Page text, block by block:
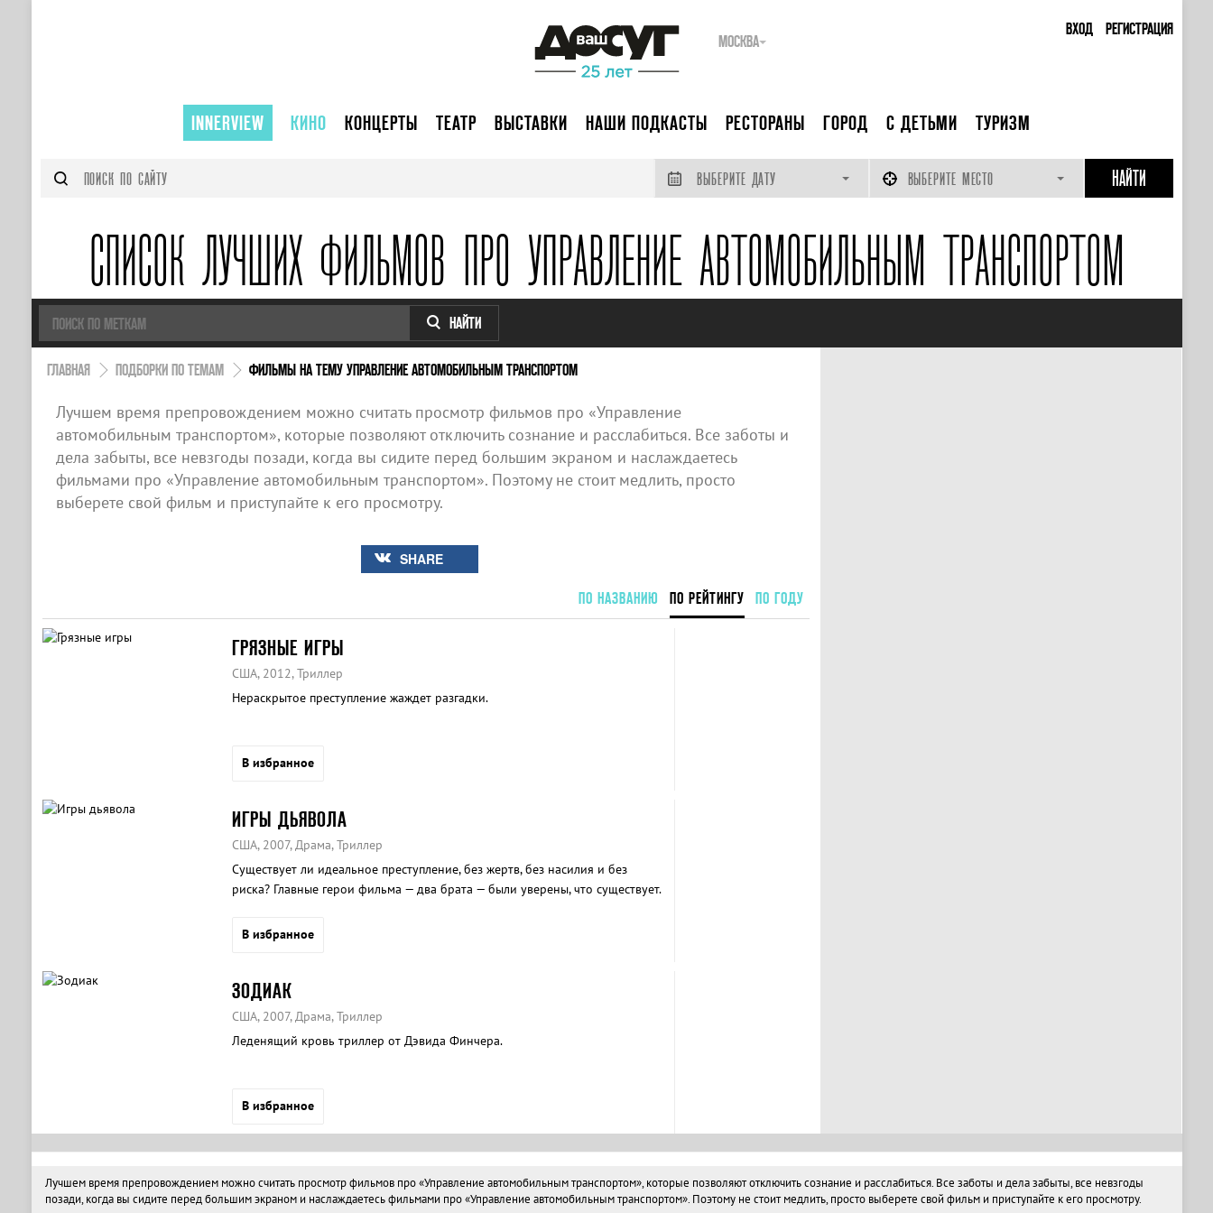
ВХОД РЕГИСТРАЦИЯ
МОСКВА
INNERVIEW КИНО КОНЦЕРТЫ ТЕАТР ВЫСТАВКИ НАШИ ПОДКАСТЫ РЕСТОРАНЫ ГОРОД С ДЕТЬМИ ТУРИЗМ
ВЫБЕРИТЕ ДАТУ ВЫБЕРИТЕ МЕСТО
СПИСОК ЛУЧШИХ ФИЛЬМОВ ПРО УПРАВЛЕНИЕ АВТОМОБИЛЬНЫМ ТРАНСПОРТОМ
НАЙТИ
ГЛАВНАЯ ПОДБОРКИ ПО ТЕМАМ ФИЛЬМЫ НА ТЕМУ УПРАВЛЕНИЕ АВТОМОБИЛЬНЫМ ТРАНСПОРТОМ
Лучшем время препровождением можно считать просмотр фильмов про «Управление
автомобильным транспортом», которые позволяют отключить сознание и расслабиться. Все заботы и
дела забыты, все невзгоды позади, когда вы сидите перед большим экраном и наслаждаетесь
фильмами про «Управление автомобильным транспортом». Поэтому не стоит медлить, просто
выберете свой фильм и приступайте к его просмотру.
SHARE
ПО НАЗВАНИЮ ПО РЕЙТИНГУ ПО ГОДУ
ГРЯЗНЫЕ ИГРЫ
США, 2012, Триллер
Нераскрытое преступление жаждет разгадки.
В избранное
ИГРЫ ДЬЯВОЛА
США, 2007, Драма, Триллер
Существует ли идеальное преступление, без жертв, без насилия и без
риска? Главные герои фильма — два брата — были уверены, что существует.
В избранное
ЗОДИАК
США, 2007, Драма, Триллер
Леденящий кровь триллер от Дэвида Финчера.
В избранное
Лучшем время препровождением можно считать просмотр фильмов про «Управление автомобильным транспортом», которые позволяют отключить сознание и расслабиться. Все заботы и дела забыты, все невзгоды
позади, когда вы сидите перед большим экраном и наслаждаетесь фильмами про «Управление автомобильным транспортом». Поэтому не стоит медлить, просто выберете свой фильм и приступайте к его просмотру.